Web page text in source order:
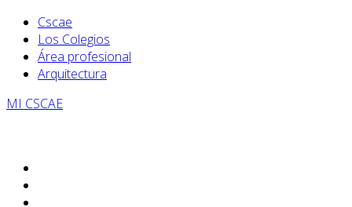
Cscae
Los Colegios
Área profesional
Arquitectura
MI CSCAE